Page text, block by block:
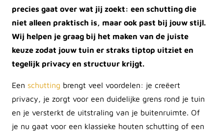
precies gaat over wat jij zoekt: een schutting die
niet alleen praktisch is, maar ook past bij jouw stijl.
Wij helpen je graag bij het maken van de juiste
keuze zodat jouw tuin er straks tiptop uitziet en
tegelijk privacy en structuur krijgt.
Een schutting brengt veel voordelen: je creëert
privacy, je zorgt voor een duidelijke grens rond je tuin
en je versterkt de uitstraling van je buitenruimte. Of
je nu gaat voor een klassieke houten schutting of een